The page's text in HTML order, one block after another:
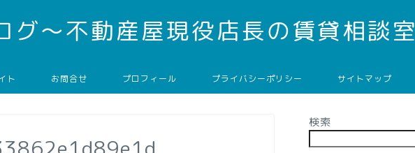
グ～不動産屋現役店長の賃貸相談室
ト お問合せ プロフィール プライバシーポリシー サイトマップ
検索